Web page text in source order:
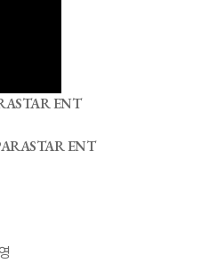
ENT
ENT